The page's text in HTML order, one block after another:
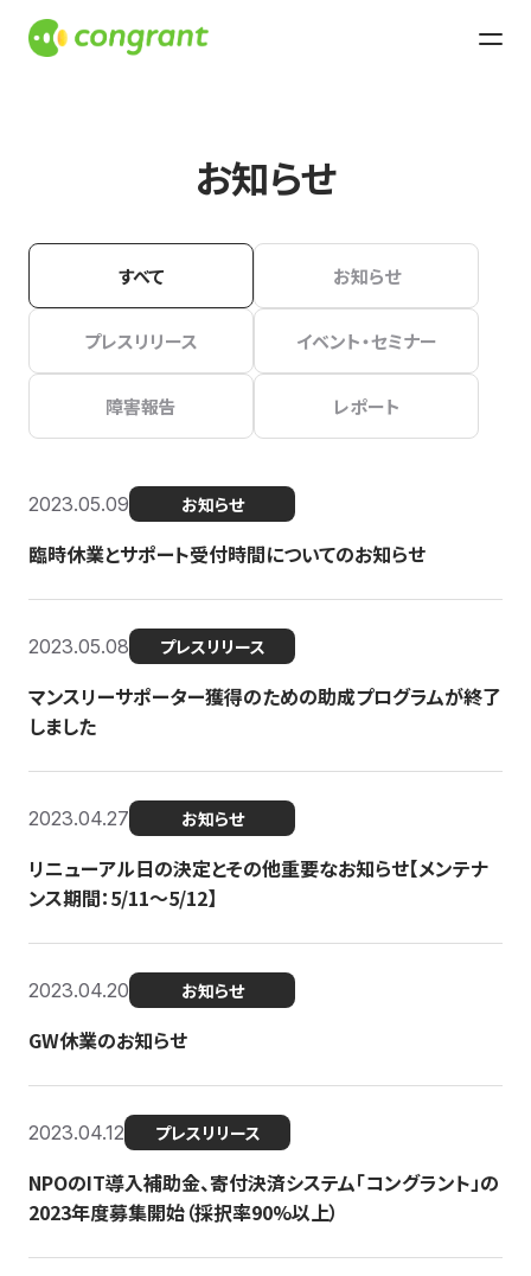
お知らせ
すべて お知らせ
プレスリリース イベント・セミナー
障害報告 レポート
2023.05.09 お知らせ
臨時休業とサポート受付時間についてのお知らせ
2023.05.08 プレスリリース
マンスリーサポーター獲得のための助成プログラムが終了
しました
2023.04.27 お知らせ
リニューアル日の決定とその他重要なお知らせ【メンテナ
ンス期間：5/11～5/12】
2023.04.20 お知らせ
GW休業のお知らせ
2023.04.12 プレスリリース
NPOのIT導入補助金、寄付決済システム「コングラント」の
2023年度募集開始（採択率90%以上）